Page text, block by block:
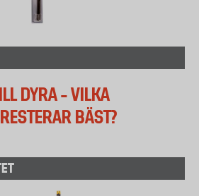
DYRA – VILKA
BÄST?